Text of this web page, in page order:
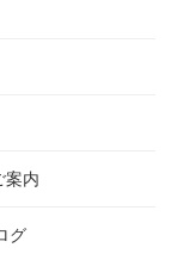
案内
グ